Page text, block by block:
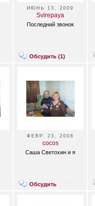
ИЮНЬ 13, 2009
Svirepaya
Последний звонок
Обсудить (1)
ФЕВР. 23, 2008
cocos
Саша Светохин и я
Обсудить